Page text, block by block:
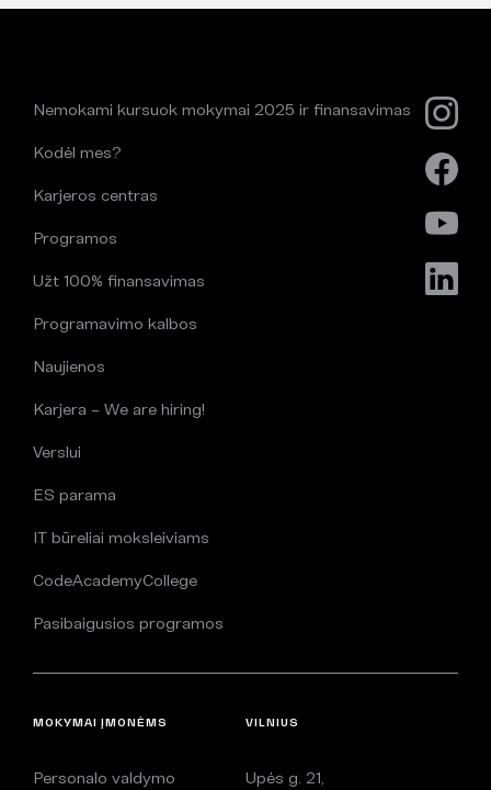
Nemokami kursuok mokymai 2025 ir finansavimas
Kodėl mes?
Karjeros centras
Programos
Užt 100% finansavimas
Programavimo kalbos
Naujienos
Karjera – We are hiring!
Verslui
ES parama
IT būreliai moksleiviams
CodeAcademyCollege
Pasibaigusios programos
MOKYMAI ĮMONĖMS
Personalo valdymo
VILNIUS
Upės g. 21,